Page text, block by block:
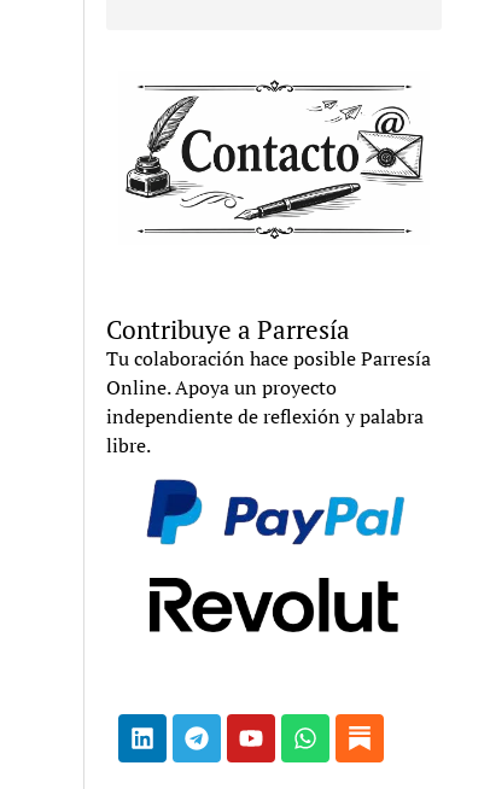
Contribuye a Parresía
Tu colaboración hace posible Parresía
Online. Apoya un proyecto
independiente de reflexión y palabra
libre.